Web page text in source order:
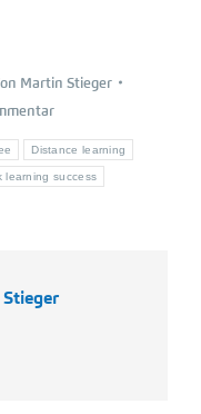
Martin Stieger
Distance learning
learning success